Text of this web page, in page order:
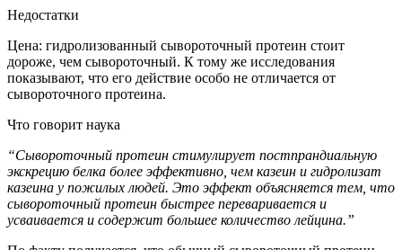
Недостатки
Цена: гидролизованный сывороточный протеин стоит
дороже, чем сывороточный. К тому же исследования
показывают, что его действие особо не отличается от
сывороточного протеина.
Что говорит наука
“Сывороточный протеин стимулирует постпрандиальную
экскрецию белка более эффективно, чем казеин и гидролизат
казеина у пожилых людей. Это эффект объясняется тем, что
сывороточный протеин быстрее переваривается и
усваивается и содержит большее количество лейцина.”